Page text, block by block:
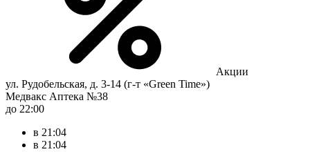
Акции
ул. Рудобельская, д. 3-14 (г-т «Green Time»)
Медвакс Аптека №38
до 22:00
в 21:04
в 21:04